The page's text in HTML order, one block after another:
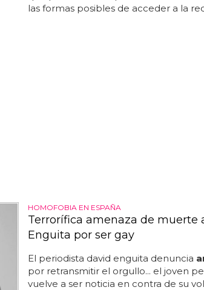
las formas posibles de acceder a la
HOMOFOBIA EN ESPAÑA
Terrorífica amenaza de muerte
Enguita por ser gay
El periodista david enguita denuncia
por retransmitir el orgullo... el joven
vuelve a ser noticia en contra de su